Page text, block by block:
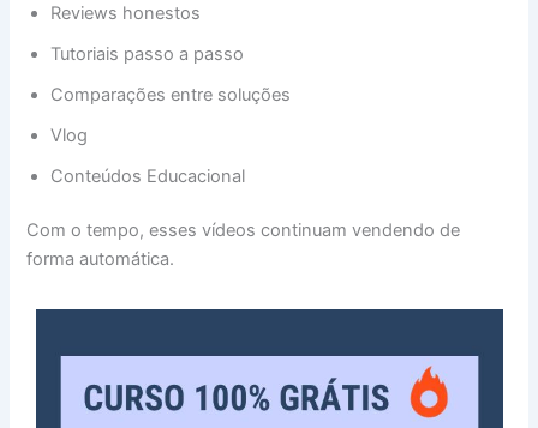
Reviews honestos
Tutoriais passo a passo
Comparações entre soluções
Vlog
Conteúdos Educacional
Com o tempo, esses vídeos continuam vendendo de
forma automática.